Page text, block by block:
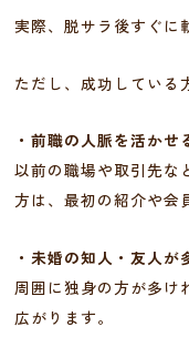
実際、脱サラ後すぐに
ただし、成功している
・前職の人脈を活かせ
以前の職場や取引先な
方は、最初の紹介や会
・未婚の知人・友人が
周囲に独身の方が多け
広がります。